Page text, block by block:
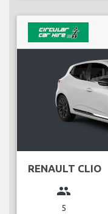
RENAULT CLIO
group
5